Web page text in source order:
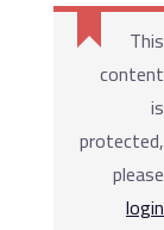
This
content
is
protected,
please
login